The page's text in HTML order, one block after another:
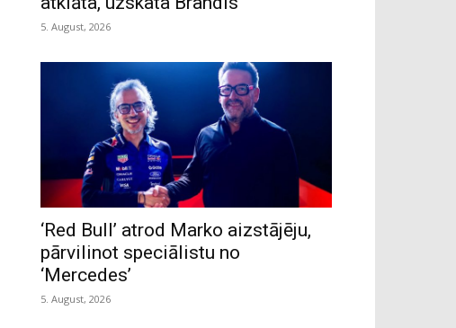
5. August, 2026
‘Red Bull’ atrod Marko aizstājēju,
pārvilinot speciālistu no
‘Mercedes’
5. August, 2026